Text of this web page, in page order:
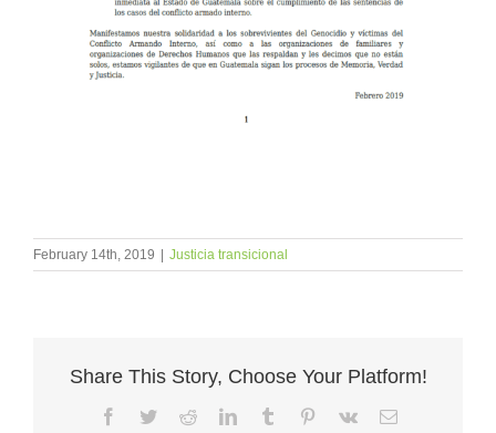
February 14th, 2019 Justicia transicional
Share This Story, Choose Your Platform!
Facebook
TwitterRedditLinkedInTumblr Pinterest
Vk Email